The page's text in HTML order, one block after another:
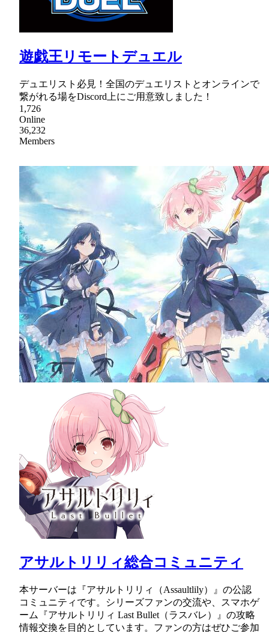
遊戯王リモートデュエル
デュエリスト必見！全国のデュエリストとオンラインで
繋がれる場をDiscord上にご用意致しました！
1,726
Online
36,232
Members
アサルトリリィ総合コミュニティ
本サーバーは『アサルトリリィ（Assaultlily）』の公認
コミュニティです。シリーズファンの交流や、スマホゲ
ーム『アサルトリリィ Last Bullet（ラスバレ）』の攻略
情報交換を目的としています。ファンの方はぜひご参加